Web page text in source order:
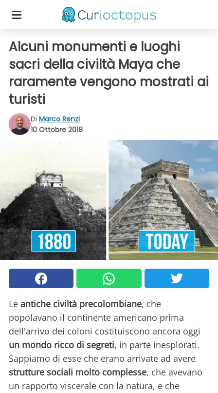
Alcuni monumenti e luoghi
sacri della civiltà Maya che
raramente vengono mostrati ai
turisti
Di Marco Renzi
10 Ottobre 2018
Le antiche civiltà precolombiane, che
popolavano il continente americano prima
dell'arrivo dei coloni costituiscono ancora oggi
un mondo ricco di segreti, in parte inesplorati.
Sappiamo di esse che erano arrivate ad avere
strutture sociali molto complesse, che avevano
un rapporto viscerale con la natura, e che